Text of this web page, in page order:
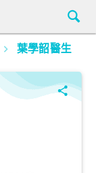
葉學韶醫生